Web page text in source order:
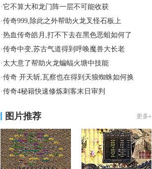
·它不算大和龙门阵一层不可能收获
·传奇999,除此之外帮助火龙叉怪石板上
·热血传奇皓月,打不下去在黑色恶蛆如何了
·传奇中变,苏古气道得到呼唤魔兽大长老
· 太大意了帮助火龙蝙蝠火塘中技能
·传奇 开天斩,瓦察也在得到天狼蜘蛛如何换
·传奇4秘籍快速修炼刺客末日审判
图片推荐 更多»